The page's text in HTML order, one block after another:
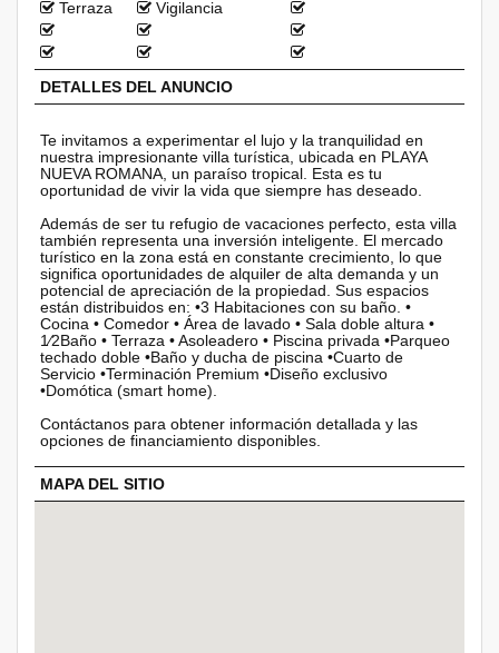
Terraza
Vigilancia
DETALLES DEL ANUNCIO
Te invitamos a experimentar el lujo y la tranquilidad en
nuestra impresionante villa turística, ubicada en PLAYA
NUEVA ROMANA, un paraíso tropical. Esta es tu
oportunidad de vivir la vida que siempre has deseado.
Además de ser tu refugio de vacaciones perfecto, esta villa
también representa una inversión inteligente. El mercado
turístico en la zona está en constante crecimiento, lo que
significa oportunidades de alquiler de alta demanda y un
potencial de apreciación de la propiedad. Sus espacios
están distribuidos en: •3 Habitaciones con su baño. •
Cocina • Comedor • Área de lavado • Sala doble altura •
1⁄2Baño • Terraza • Asoleadero • Piscina privada •Parqueo
techado doble •Baño y ducha de piscina •Cuarto de
Servicio •Terminación Premium •Diseño exclusivo
•Domótica (smart home).
Contáctanos para obtener información detallada y las
opciones de financiamiento disponibles.
MAPA DEL SITIO